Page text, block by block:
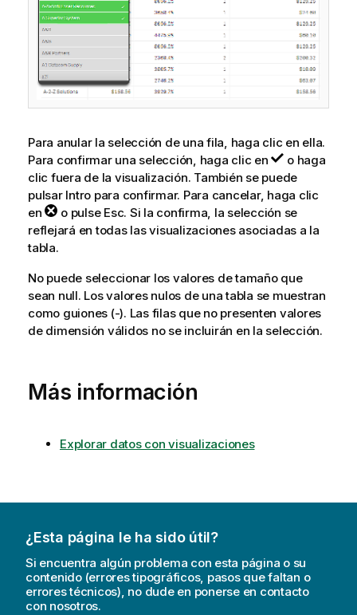
Para anular la selección de una fila, haga clic en ella.
Para confirmar una selección, haga clic en
o haga
clic fuera de la visualización. También se puede
pulsar Intro para confirmar. Para cancelar, haga clic
en
o pulse Esc. Si la confirma, la selección se
reflejará en todas las visualizaciones asociadas a la
tabla.
No puede seleccionar los valores de tamaño que
sean null. Los valores nulos de una tabla se muestran
como guiones (-). Las filas que no presenten valores
de dimensión válidos no se incluirán en la selección.
Más información
Explorar datos con visualizaciones
¿Esta página le ha sido útil?
Si encuentra algún problema con esta página o su
contenido (errores tipográficos, pasos que faltan o
errores técnicos), no dude en ponerse en contacto
con nosotros.